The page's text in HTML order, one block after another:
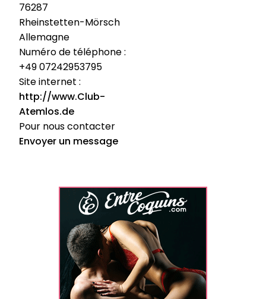
76287
Rheinstetten-Mörsch
Allemagne
Numéro de téléphone :
+49 07242953795
Site internet :
http://www.Club-
Atemlos.de
Pour nous contacter
Envoyer un message